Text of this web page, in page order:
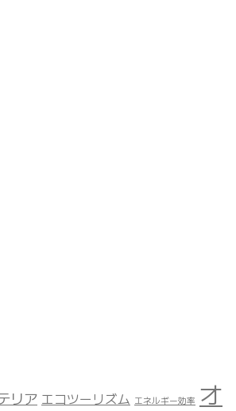
リア エコツーリズム エネルギー効率 オ